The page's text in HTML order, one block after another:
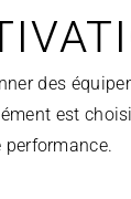
des
est